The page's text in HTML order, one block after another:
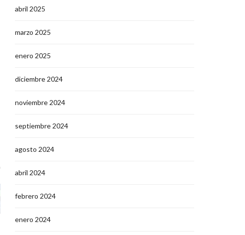
abril 2025
marzo 2025
enero 2025
diciembre 2024
noviembre 2024
septiembre 2024
agosto 2024
abril 2024
febrero 2024
enero 2024